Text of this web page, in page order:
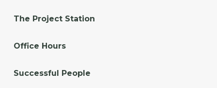
The Project Station
Office Hours
Successful People